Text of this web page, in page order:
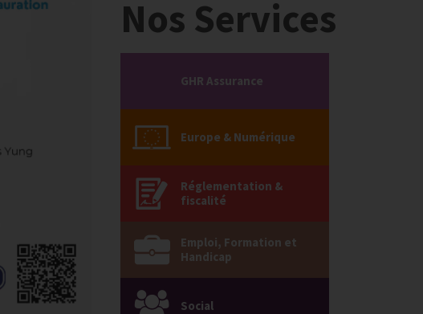
Nos Services
GHR Assurance
Europe & Numérique
Réglementation &
fiscalité
Emploi, Formation et
Handicap
Social